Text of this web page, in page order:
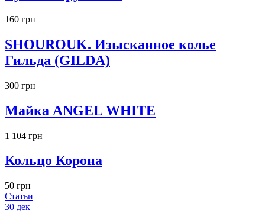
160 грн
SHOUROUK. Изысканное колье
Гильда (GILDA)
300 грн
Майка ANGEL WHITE
1 104 грн
Кольцо Корона
50 грн
Статьи
30 дек